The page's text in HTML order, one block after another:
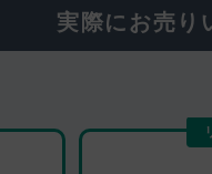
実際にお売り